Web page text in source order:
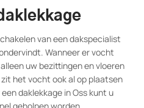
van een dakspecialist
Wanneer er vocht
uw bezittingen en vloeren
het vocht ook al op plaatsen
daklekkage in Oss kunt u
geholpen worden.